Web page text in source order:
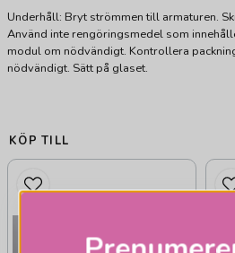
Underhåll: Bryt strömmen till armaturen.
Använd inte rengöringsmedel som
modul om nödvändigt. Kontrollera
nödvändigt. Sätt på glaset.
KÖP TILL